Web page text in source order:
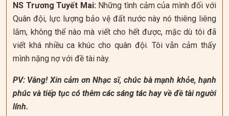
NS Trương Tuyết Mai: Những tình cảm của mình đối với
Quân đội, lực lượng bảo vệ đất nước này nó thiêng liêng
lắm, không thể nào mà viết cho hết được, mặc dù tôi đã
viết khá nhiều ca khúc cho quân đội. Tôi vẫn cảm thấy
mình nặng nợ với đề tài này.
PV: Vâng! Xin cảm ơn Nhạc sĩ, chúc bà mạnh khỏe, hạnh
phúc và tiếp tục có thêm các sáng tác hay về đề tài người
lính.